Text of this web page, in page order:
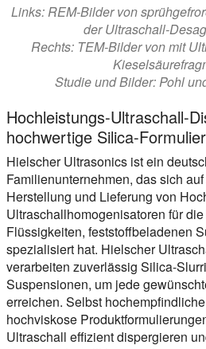
Links: REM-Bilder von
der Ultraschall-
Rechts: TEM-Bilder von mit
Studie und Bilder: Pohl
Hochleistungs-Ultraschall-
hochwertige Silica-
Hielscher Ultrasonics ist ein
Familienunternehmen, das sich
Herstellung und Lieferung von
Ultraschallhomogenisatoren für
Flüssigkeiten, feststoffbeladenen
spezialisiert hat. Hielscher
verarbeiten zuverlässig Silica-
Suspensionen, um jede
erreichen. Selbst
hochviskose
Ultraschall effizient dispergieren